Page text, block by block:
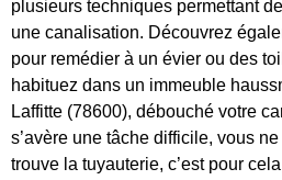
plusieurs techniques permettant
une canalisation. Découvrez
pour remédier à un évier ou des
habituez dans un immeuble
Laffitte (78600), débouché votre
s’avère une tâche difficile, vous
trouve la tuyauterie, c’est pour